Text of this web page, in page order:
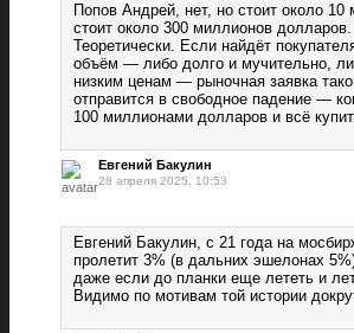
Попов Андрей, нет, но стоит около
стоит около 300 миллионов долларов.
Теоретически. Если найдёт
объём — либо долго и мучительно,
низким ценам — рыночная заявка
отправится в свободное падение —
100 миллионами долларов и всё
Евгений Бакулин
28 апреля 2025, 10:53
Евгений Бакулин, с 21 года на
пролетит 3% (в дальних эшелонах
даже если до планки еще лететь и
Видимо по мотивам той истории